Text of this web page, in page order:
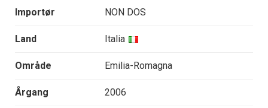
Importør NON DOS
Land Italia
Område Emilia-Romagna
Årgang 2006